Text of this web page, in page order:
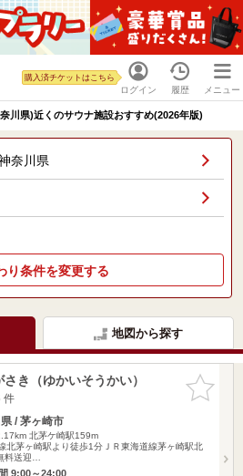
ログイン
購入済チケットはこちら
履歴 メニュー
川県)近くのサウナ施設おすすめ(2026年版)
奈川県
り条件を変更する
地図から探す
お気に入
りに追加
き（ゆかいそうかい）
件
/ 茅ヶ崎市
北茅ケ崎駅159m
北茅ヶ崎駅より徒歩1分ＪＲ東海道線茅ヶ崎駅北
料送迎…
9:00～24:00